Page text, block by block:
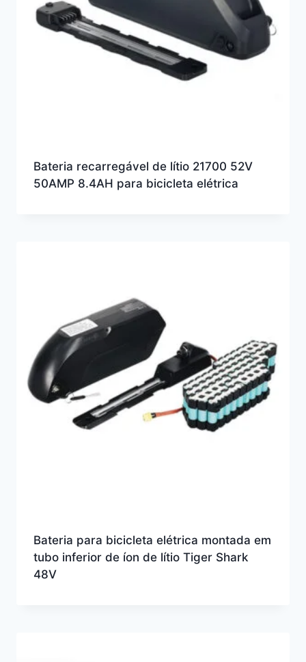
Bateria recarregável de lítio 21700 52V
50AMP 8.4AH para bicicleta elétrica
Bateria para bicicleta elétrica montada em
tubo inferior de íon de lítio Tiger Shark
48V